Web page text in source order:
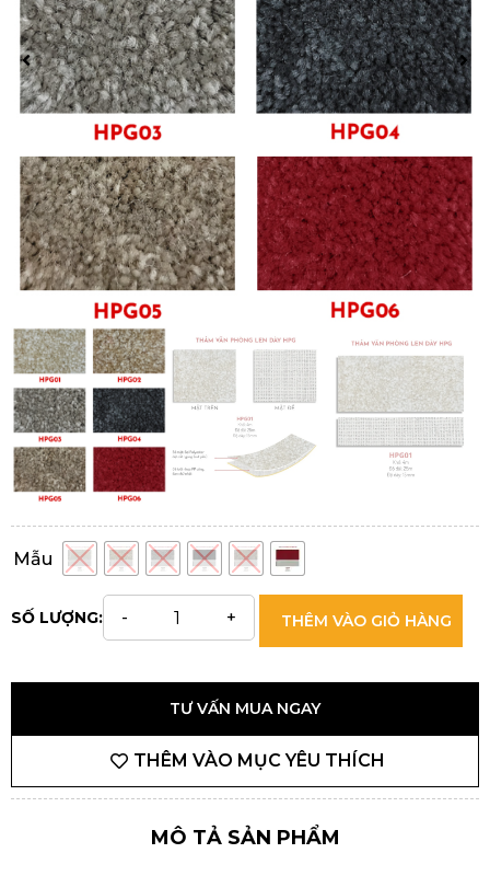
Mẫu
SỐ LƯỢNG: THÊM VÀO GIỎ HÀNG
TƯ VẤN MUA NGAY
THÊM VÀO MỤC YÊU THÍCH
MÔ TẢ SẢN PHẨM